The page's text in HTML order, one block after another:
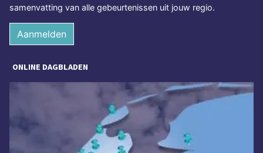
samenvatting van alle gebeurtenissen uit jouw regio.
Aanmelden
ONLINE DAGBLADEN